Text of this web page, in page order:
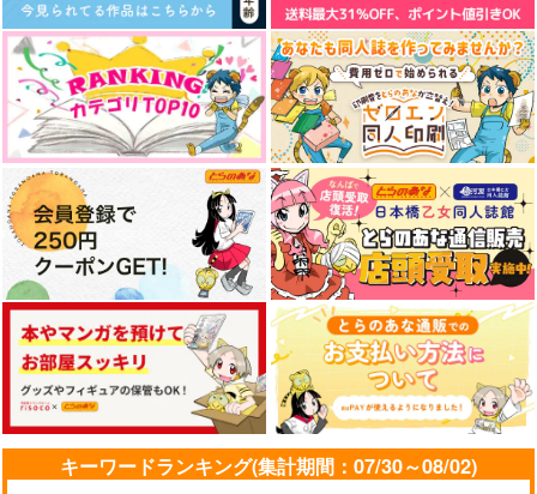
永劫回帰-前編-
ミントマカロン
1,100円（税込）
不死川実弥×冨岡義勇
サンプル
作品詳細
冨岡さんと不死川さん
の療養生活
アーテローザリー
1,478円 （税込）
冨岡義勇＋不死川実弥
サンプル
作品詳細
最尤の話
踏んだり蹴ったり
1,642円（税込）
不死川実弥×冨岡義勇
サンプル
作品詳細
キーワードランキング(集計期間：07/30～08/02)